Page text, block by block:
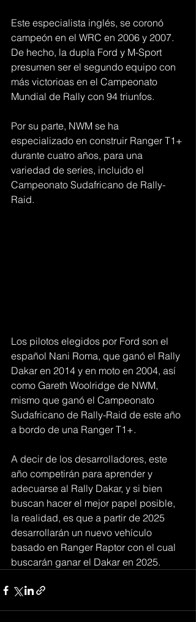
Este especialista inglés, se coronó
campeón en el WRC en 2006 y 2007.
De hecho, la dupla Ford y M-Sport
presumen ser el segundo equipo con
más victorioas en el Campeonato
Mundial de Rally con 94 triunfos.
Por su parte, NWM se ha
especializado en construir Ranger T1+
durante cuatro años, para una
variedad de series, incluido el
Campeonato Sudafricano de Rally-
Raid.
Los pilotos elegidos por Ford son el
español Nani Roma, que ganó el Rally
Dakar en 2014 y en moto en 2004, así
como Gareth Woolridge de NWM,
mismo que ganó el Campeonato
Sudafricano de Rally-Raid de este año
a bordo de una Ranger T1+.
A decir de los desarrolladores, este
año competirán para aprender y
adecuarse al Rally Dakar, y si bien
buscan hacer el mejor papel posible,
la realidad, es que a partir de 2025
desarrollarán un nuevo vehículo
basado en Ranger Raptor con el cual
buscarán ganar el Dakar en 2025.